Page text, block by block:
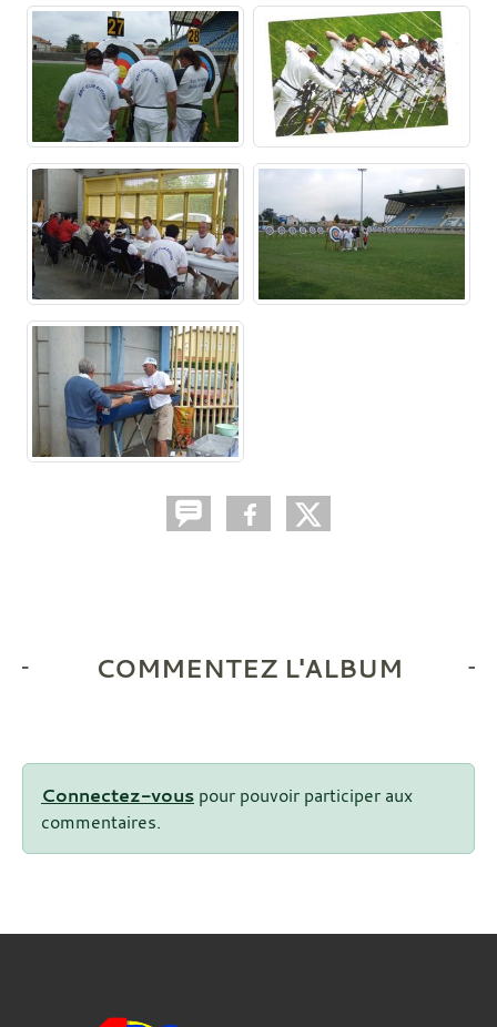
COMMENTEZ L'ALBUM
Connectez-vous pour pouvoir participer aux
commentaires.